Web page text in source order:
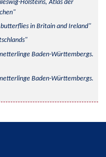
Holsteins, Atlas der
in Britain and Ireland
Baden-Württembergs.
Baden-Württembergs.